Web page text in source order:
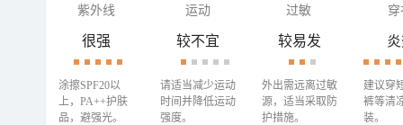
紫外线 运动 过敏 穿
很强
涂擦SPF20以
上，PA++护肤
品，避强光。
较不宜
请适当减少运动
时间并降低运动
强度。
较易发
外出需远离过敏
源，适当采取防
护措施。
建议穿
裤等清
装。